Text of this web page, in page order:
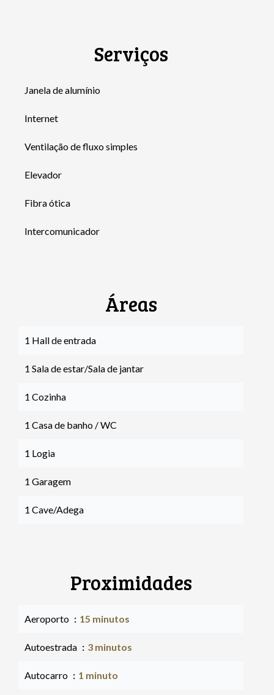
Serviços
Janela de alumínio
Internet
Ventilação de fluxo simples
Elevador
Fibra ótica
Intercomunicador
Áreas
1 Hall de entrada
1 Sala de estar/Sala de jantar
1 Cozinha
1 Casa de banho / WC
1 Logia
1 Garagem
1 Cave/Adega
Proximidades
Aeroporto 15 minutos
Autoestrada 3 minutos
Autocarro 1 minuto